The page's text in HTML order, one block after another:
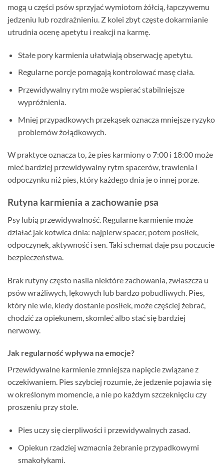
mogą u części psów sprzyjać wymiotom żółcią, łapczywemu
jedzeniu lub rozdrażnieniu. Z kolei zbyt częste dokarmianie
utrudnia ocenę apetytu i reakcji na karmę.
Stałe pory karmienia ułatwiają obserwację apetytu.
Regularne porcje pomagają kontrolować masę ciała.
Przewidywalny rytm może wspierać stabilniejsze
wypróżnienia.
Mniej przypadkowych przekąsek oznacza mniejsze ryzyko
problemów żołądkowych.
W praktyce oznacza to, że pies karmiony o 7:00 i 18:00 może
mieć bardziej przewidywalny rytm spacerów, trawienia i
odpoczynku niż pies, który każdego dnia je o innej porze.
Rutyna karmienia a zachowanie psa
Psy lubią przewidywalność. Regularne karmienie może
działać jak kotwica dnia: najpierw spacer, potem posiłek,
odpoczynek, aktywność i sen. Taki schemat daje psu poczucie
bezpieczeństwa.
Brak rutyny często nasila niektóre zachowania, zwłaszcza u
psów wrażliwych, lękowych lub bardzo pobudliwych. Pies,
który nie wie, kiedy dostanie posiłek, może częściej żebrać,
chodzić za opiekunem, skomleć albo stać się bardziej
nerwowy.
Jak regularność wpływa na emocje?
Przewidywalne karmienie zmniejsza napięcie związane z
oczekiwaniem. Pies szybciej rozumie, że jedzenie pojawia się
w określonym momencie, a nie po każdym szczeknięciu czy
proszeniu przy stole.
Pies uczy się cierpliwości i przewidywalnych zasad.
Opiekun rzadziej wzmacnia żebranie przypadkowymi
smakołykami.